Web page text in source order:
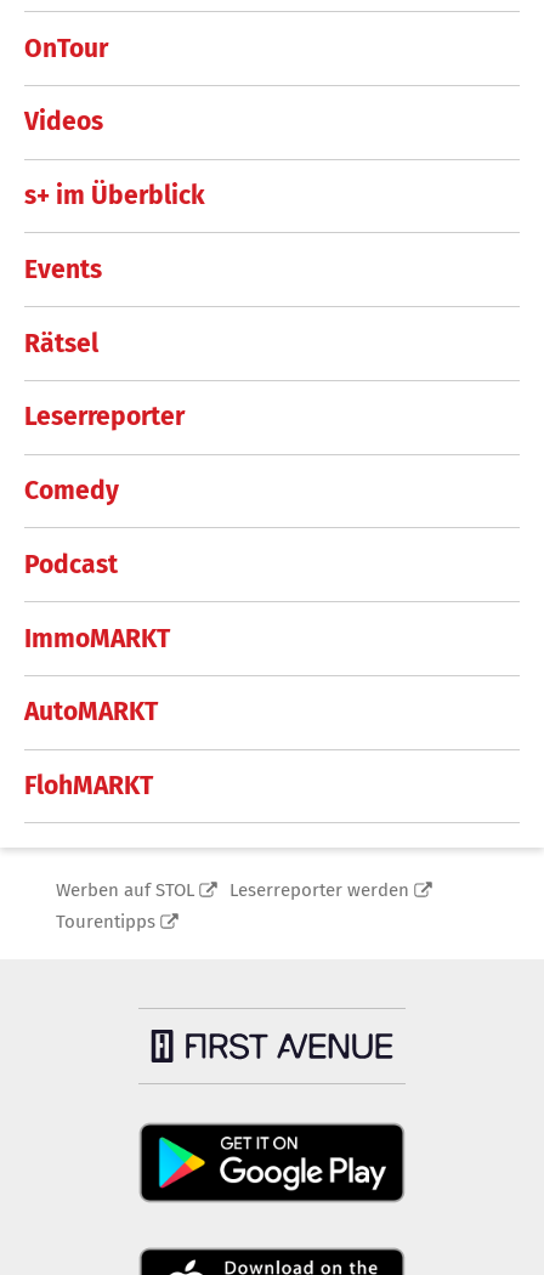
OnTour
Videos
s+ im Überblick
Events
Rätsel
Leserreporter
Comedy
Podcast
ImmoMARKT
AutoMARKT
FlohMARKT
Werben auf STOL
Leserreporter werden
Tourentipps